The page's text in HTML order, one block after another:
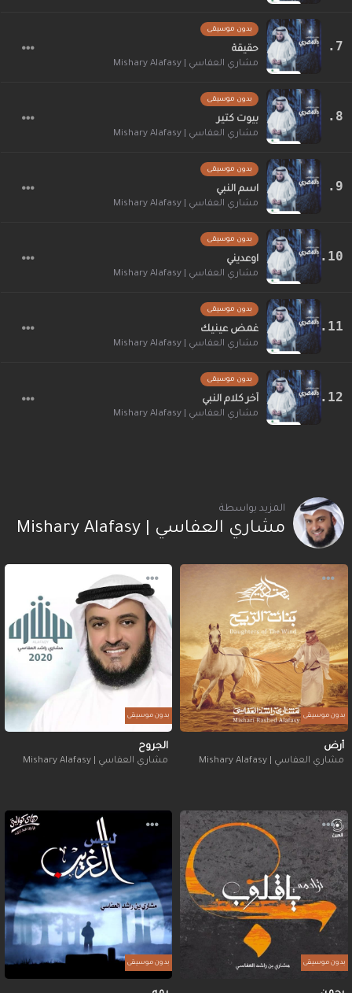
بدون موسيقى
حقيقة
مشاري العفاسي | Mishary Alafasy
بدون موسيقى
بيوت كتير
مشاري العفاسي | Mishary Alafasy
بدون موسيقى
اسم النبي
مشاري العفاسي | Mishary Alafasy
بدون موسيقى
اوعديني
مشاري العفاسي | Mishary Alafasy
بدون موسيقى
غمض عينيك
مشاري العفاسي | Mishary Alafasy
بدون موسيقى
آخر كلام النبي
مشاري العفاسي | Mishary Alafasy
المزيد بواسطة
مشاري العفاسي | Mishary Alafasy
بدون موسيقى
أرض
مشاري العفاسي | Mishary Alafasy
بدون موسيقى
الجروح
مشاري العفاسي | Mishary Alafasy
بدون موسيقى بدون موسيقى